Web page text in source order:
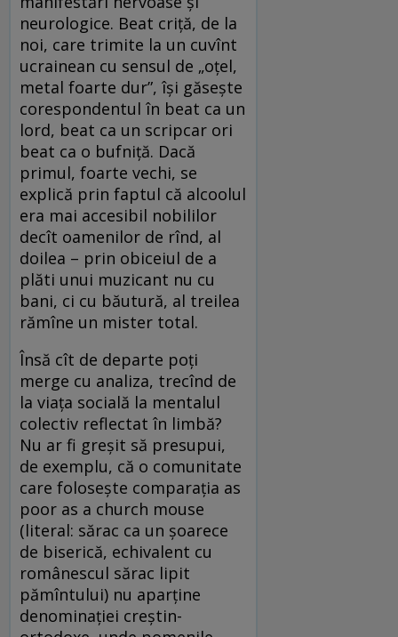
neurologice. Beat criță, de la
noi, care trimite la un cuvînt
ucrainean cu sensul de „oțel,
metal foarte dur”, își găsește
corespondentul în beat ca un
lord, beat ca un scripcar ori
beat ca o bufniță. Dacă
primul, foarte vechi, se
explică prin faptul că alcoolul
era mai accesibil nobililor
decît oamenilor de rînd, al
doilea – prin obiceiul de a
plăti unui muzicant nu cu
bani, ci cu băutură, al treilea
rămîne un mister total.
Însă cît de departe poți
merge cu analiza, trecînd de
la viața socială la mentalul
colectiv reflectat în limbă?
Nu ar fi greșit să presupui,
de exemplu, că o comunitate
care folosește comparația as
poor as a church mouse
(literal: sărac ca un șoarece
de biserică, echivalent cu
românescul sărac lipit
pămîntului) nu aparține
denominației creștin-